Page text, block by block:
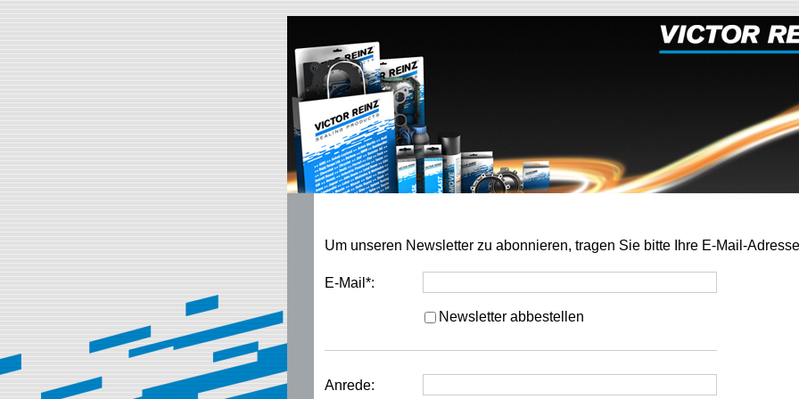
Um unseren Newsletter zu abonnieren, tragen Sie bitte Ihre E-Mail-
E-Mail*:
Newsletter abbestellen
Anrede: